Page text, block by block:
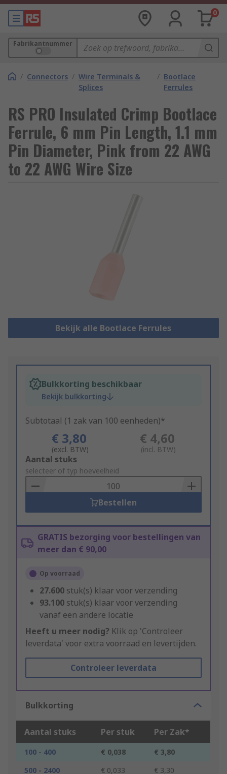
0
Fabrikantnummer
/ Connectors / Wire Terminals &
Splices
/ Bootlace
Ferrules
RS PRO Insulated Crimp Bootlace
Ferrule, 6 mm Pin Length, 1.1 mm
Pin Diameter, Pink from 22 AWG
to 22 AWG Wire Size
Bekijk alle Bootlace Ferrules
Bulkkorting beschikbaar
Bekijk bulkkorting
Subtotaal (1 zak van 100 eenheden)*
€ 3,80
(excl. BTW)
€ 4,60
(incl. BTW)
Add
to
Basket
Aantal stuks
selecteer of typ hoeveelheid
Bestellen
GRATIS bezorging voor bestellingen van
meer dan € 90,00
Op voorraad
27.600 stuk(s) klaar voor verzending
93.100 stuk(s) klaar voor verzending
vanaf een andere locatie
Heeft u meer nodig? Klik op 'Controleer
leverdata' voor extra voorraad en levertijden.
Controleer leverdata
Bulkkorting
Aantal stuks Per stuk Per Zak*
100 - 400 € 0,038
€ 3,80
500 - 2400
€ 0,033
€ 3,30